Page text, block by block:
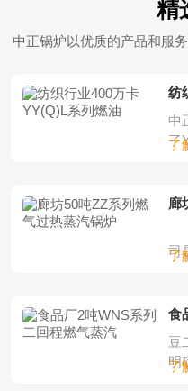
精
中正锅炉以优质的产品和服
中
了
了
司
了
豆
明
了